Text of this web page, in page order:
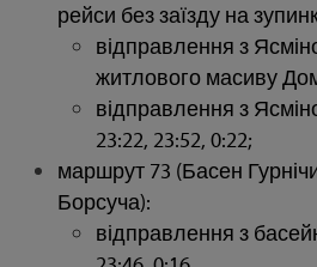
рейси без заїзду на
відправлення з
житлового масиву
відправлення з
23:22, 23:52, 0:22;
маршрут 73 (Басен
Борсуча):
відправлення з